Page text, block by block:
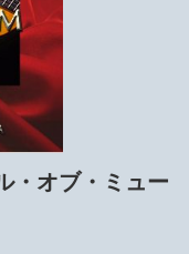
・オブ・ミュー